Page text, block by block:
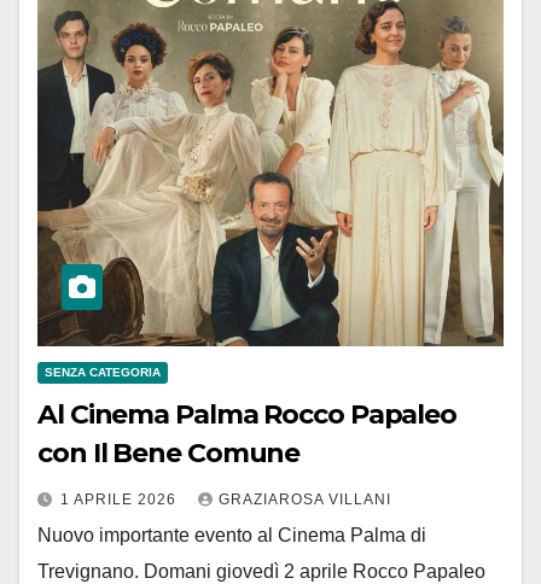
SENZA CATEGORIA
Al Cinema Palma Rocco Papaleo
con Il Bene Comune
1 APRILE 2026 GRAZIAROSA VILLANI
Nuovo importante evento al Cinema Palma di
Trevignano. Domani giovedì 2 aprile Rocco Papaleo